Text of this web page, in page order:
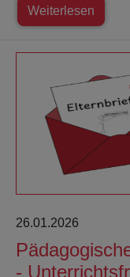
Weiterlesen
26.01.2026
-